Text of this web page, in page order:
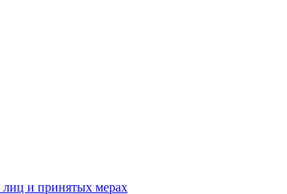
лиц и принятых мерах